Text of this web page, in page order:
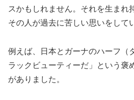
スかもしれません。それを生まれ
その人が過去に苦しい思いをして
例えば、日本とガーナのハーフ（
ラックビューティーだ」という褒
がありました。